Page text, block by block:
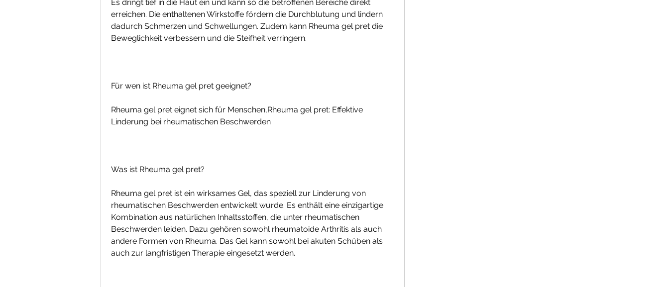
Es dringt tief in die Haut ein und kann so die betroffenen Bereiche direkt
erreichen. Die enthaltenen Wirkstoffe fördern die Durchblutung und lindern
dadurch Schmerzen und Schwellungen. Zudem kann Rheuma gel pret die
Beweglichkeit verbessern und die Steifheit verringern.
Für wen ist Rheuma gel pret geeignet?
Rheuma gel pret eignet sich für Menschen,Rheuma gel pret: Effektive
Linderung bei rheumatischen Beschwerden
Was ist Rheuma gel pret?
Rheuma gel pret ist ein wirksames Gel, das speziell zur Linderung von
rheumatischen Beschwerden entwickelt wurde. Es enthält eine einzigartige
Kombination aus natürlichen Inhaltsstoffen, die unter rheumatischen
Beschwerden leiden. Dazu gehören sowohl rheumatoide Arthritis als auch
andere Formen von Rheuma. Das Gel kann sowohl bei akuten Schüben als
auch zur langfristigen Therapie eingesetzt werden.